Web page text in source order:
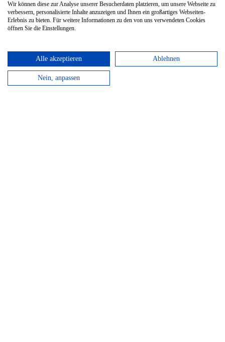
Harry Potter Large Ruled RedHardcover, 13 x 21 cm | 240 Seiten
Kaweco Fountain Pen Blue
Wir können diese zur Analyse unserer Besucherdaten platzieren, um unsere Webseite zu
verbessern, personalisierte Inhalte anzuzeigen und Ihnen ein großartiges Webseiten-
Erlebnis zu bieten. Für weitere Informationen zu den von uns verwendeten Cookies
öffnen Sie die Einstellungen.
Alle akzeptieren Ablehnen
Nein, anpassen